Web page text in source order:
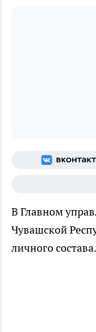
В Главном
Чувашской
личного состава.